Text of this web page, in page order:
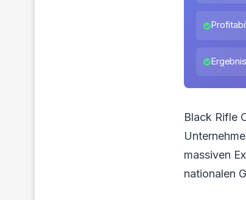
Black Rifle
massiven
nationalen